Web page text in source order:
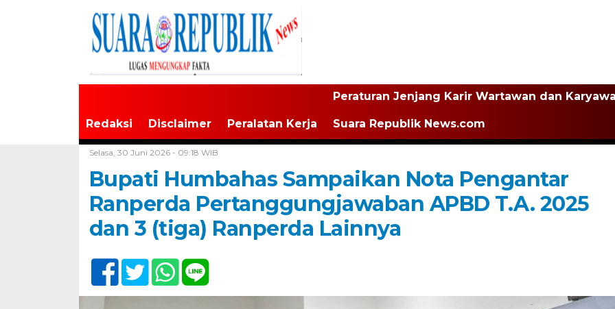
Redaksi Disclaimer Peralatan Kerja
Peraturan Jenjang Karir Wartawan dan
Suara Republik News.com
Selasa, 30 Juni 2026 - 09:18 WIB
Bupati Humbahas Sampaikan Nota Pengantar
Ranperda Pertanggungjawaban APBD T.A. 2025
dan 3 (tiga) Ranperda Lainnya